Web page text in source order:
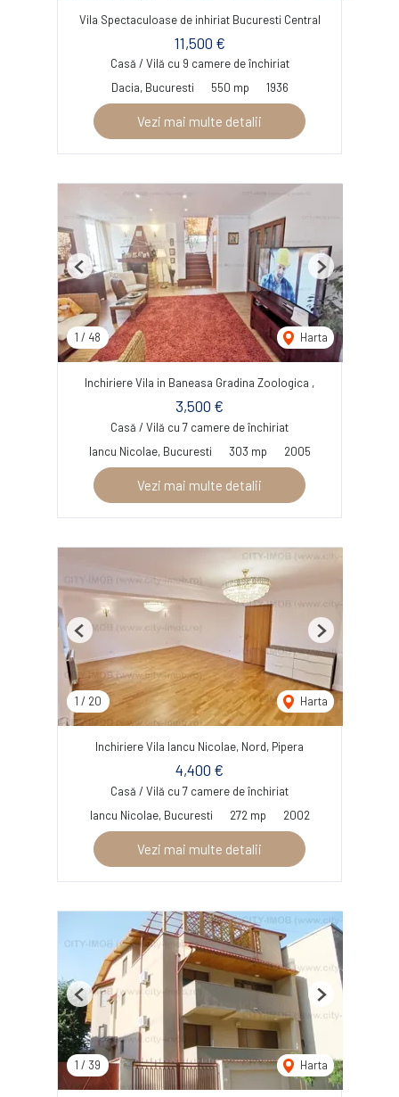
Vila Spectaculoase de inhiriat Bucuresti Central
11,500 €
Casă / Vilă cu 9 camere de închiriat
Dacia, Bucuresti
550 mp 1936
Vezi mai multe detalii
1 / 48 Harta
Previous Next
Inchiriere Vila in Baneasa Gradina Zoologica ,
3,500 €
Casă / Vilă cu 7 camere de închiriat
Iancu Nicolae, Bucuresti
303 mp 2005
Vezi mai multe detalii
1 / 20 Harta
Previous Next
Inchiriere Vila Iancu Nicolae, Nord, Pipera
4,400 €
Casă / Vilă cu 7 camere de închiriat
Iancu Nicolae, Bucuresti
272 mp 2002
Vezi mai multe detalii
1 / 39 Harta
Previous Next